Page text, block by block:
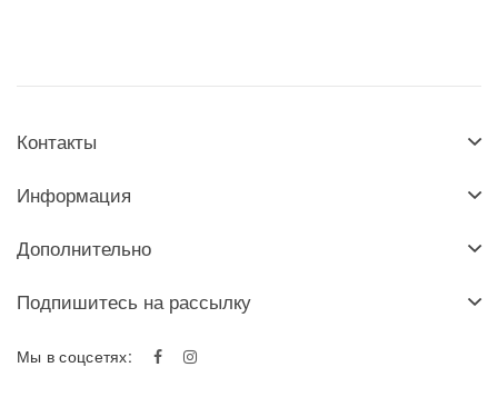
Контакты
Информация
Дополнительно
Подпишитесь на рассылку
Мы в соцсетях: